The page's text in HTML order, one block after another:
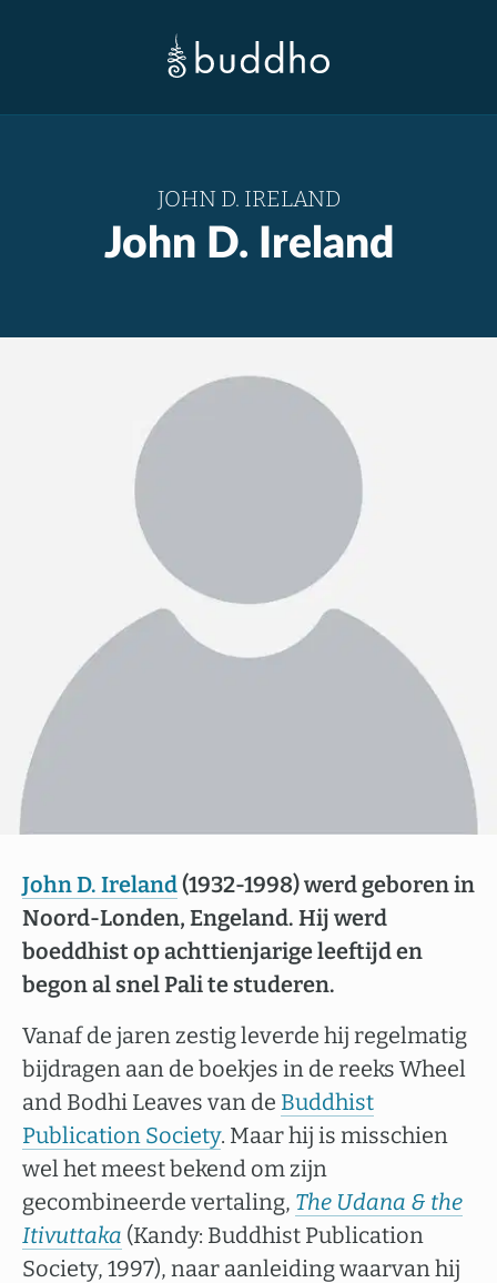
JOHN D. IRELAND
John D. Ireland
John D. Ireland(1932-1998) werd geboren in
Noord-Londen, Engeland. Hij werd
boeddhist op achttienjarige leeftijd en
begon al snel Pali te studeren.
Vanaf de jaren zestig leverde hij regelmatig
bijdragen aan de boekjes in de reeks Wheel
and Bodhi Leaves van de Buddhist
Publication Society. Maar hij is misschien
wel het meest bekend om zijn
gecombineerde vertaling, The Udana & the
Itivuttaka (Kandy: Buddhist Publication
Society, 1997), naar aanleiding waarvan hij